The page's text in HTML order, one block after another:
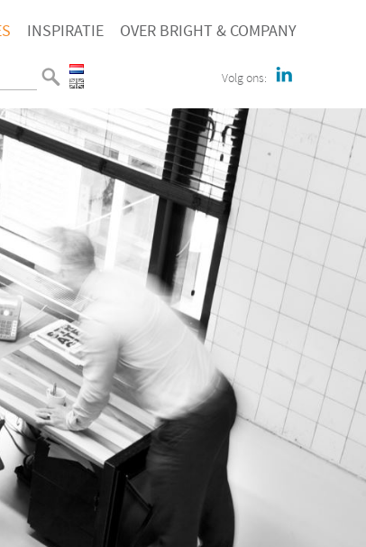
INSPIRATIE OVER BRIGHT & COMPANY
Volg ons: